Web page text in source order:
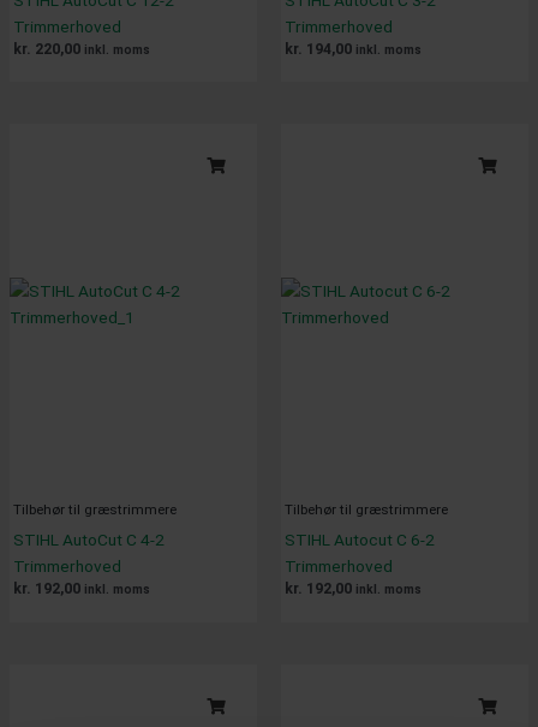
Trimmerhoved
kr. 220,00 inkl. moms
Trimmerhoved
kr. 194,00 inkl. moms
Tilbehør til græstrimmere
STIHL AutoCut C 4-2
Trimmerhoved
kr. 192,00 inkl. moms
Tilbehør til græstrimmere
STIHL Autocut C 6-2
Trimmerhoved
kr. 192,00 inkl. moms